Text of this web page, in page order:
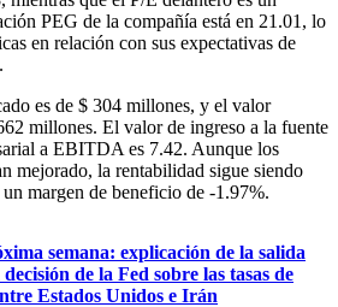
PEG de la compañía está en 21.01, lo
en relación con sus expectativas de
es de $ 304 millones, y el valor
millones. El valor de ingreso a la fuente
a EBITDA es 7.42. Aunque los
mejorado, la rentabilidad sigue siendo
margen de beneficio de -1.97%.
semana: explicación de la salida
de la Fed sobre las tasas de
Estados Unidos e Irán